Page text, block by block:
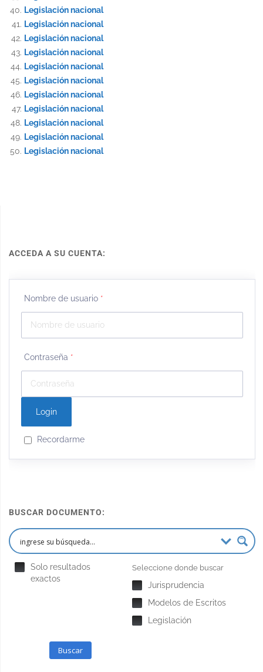
Legislación nacional
Legislación nacional
Legislación nacional
Legislación nacional
Legislación nacional
Legislación nacional
Legislación nacional
Legislación nacional
Legislación nacional
Legislación nacional
Legislación nacional
ACCEDA A SU CUENTA:
Nombre de usuario *
Contraseña *
Recordarme
BUSCAR DOCUMENTO:
Solo resultados
exactos
Seleccione donde buscar
Jurisprudencia
Modelos de Escritos
Legislación
Buscar